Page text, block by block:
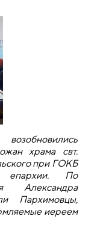
храма свт.
при ГОКБ
епархии. По
Александра
Пархимовцы,
иереем